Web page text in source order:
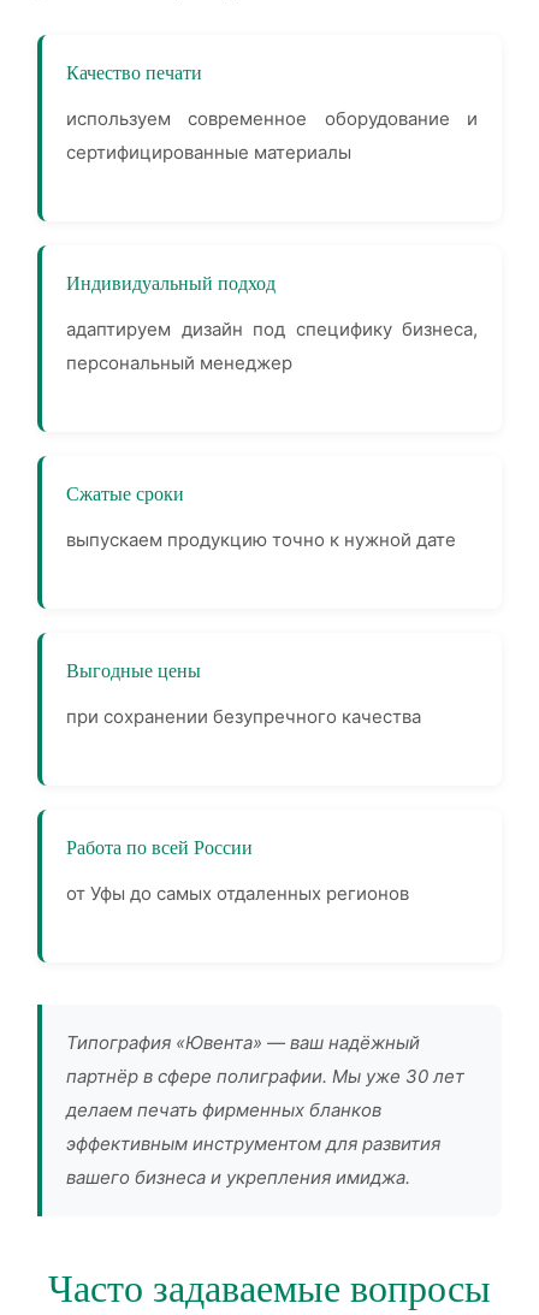
Качество печати
используем современное оборудование и
сертифицированные материалы
Индивидуальный подход
адаптируем дизайн под специфику бизнеса,
персональный менеджер
Сжатые сроки
выпускаем продукцию точно к нужной дате
Выгодные цены
при сохранении безупречного качества
Работа по всей России
от Уфы до самых отдаленных регионов
Типография «Ювента» — ваш надёжный
партнёр в сфере полиграфии. Мы уже 30 лет
делаем печать фирменных бланков
эффективным инструментом для развития
вашего бизнеса и укрепления имиджа.
Часто задаваемые вопросы